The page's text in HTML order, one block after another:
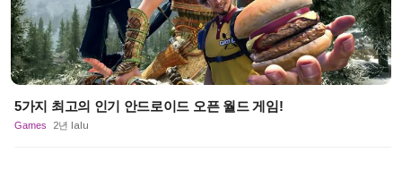
5가지 최고의 인기 안드로이드 오픈 월드 게임!
Games 2년 lalu